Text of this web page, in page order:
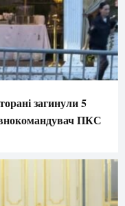
загинули 5
ПКС